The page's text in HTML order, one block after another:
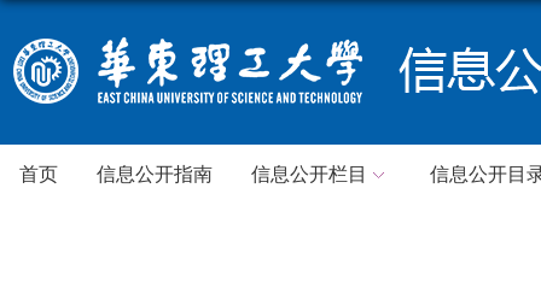
首页 信息公开指南 信息公开栏目 信息公开目